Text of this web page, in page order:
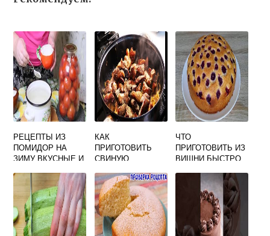
РЕЦЕПТЫ ИЗ
ПОМИДОР НА
ЗИМУ ВКУСНЫЕ И
КАК
ПРИГОТОВИТЬ
СВИНУЮ
СКОВОРОДЕ
СОЧНО И ВКУСНО
КУСОЧКАМИ С
ЛУКОМ
ЧТО
ПРИГОТОВИТЬ ИЗ
ВИШНИ БЫСТРО
ВЫПЕЧКА